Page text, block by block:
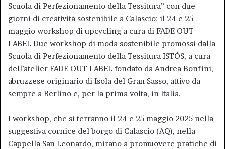
Scuola di Perfezionamento della Tessitura” con due
giorni di creatività sostenibile a Calascio: il 24 e 25
maggio workshop di upcycling a cura di FADE OUT
LABEL Due workshop di moda sostenibile promossi dalla
Scuola di Perfezionamento della Tessitura ISTÓS, a cura
dell’atelier FADE OUT LABEL fondato da Andrea Bonfini,
abruzzese originario di Isola del Gran Sasso, attivo da
sempre a Berlino e, per la prima volta, in Italia.
I workshop, che si terranno il 24 e 25 maggio 2025 nella
suggestiva cornice del borgo di Calascio (AQ), nella
Cappella San Leonardo, mirano a promuovere pratiche di